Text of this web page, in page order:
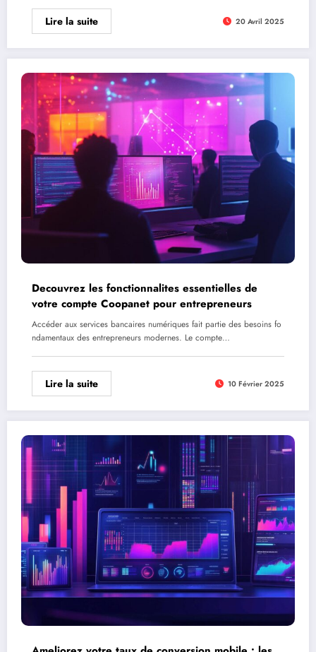
Lire la suite 20 Avril 2025
Decouvrez les fonctionnalites essentielles de
votre compte Coopanet pour entrepreneurs
Accéder aux services bancaires numériques fait partie des besoins fo
ndamentaux des entrepreneurs modernes. Le compte…
Lire la suite 10 Février 2025